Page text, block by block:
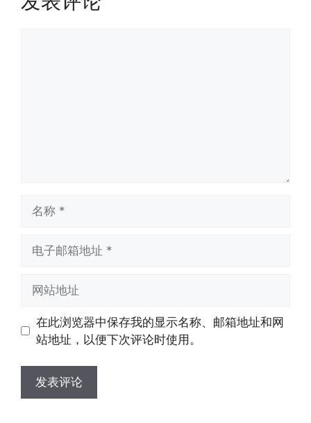
址
址
在此浏览器中保存我的显示名称、邮箱地址和网
站地址，以便下次评论时使用。